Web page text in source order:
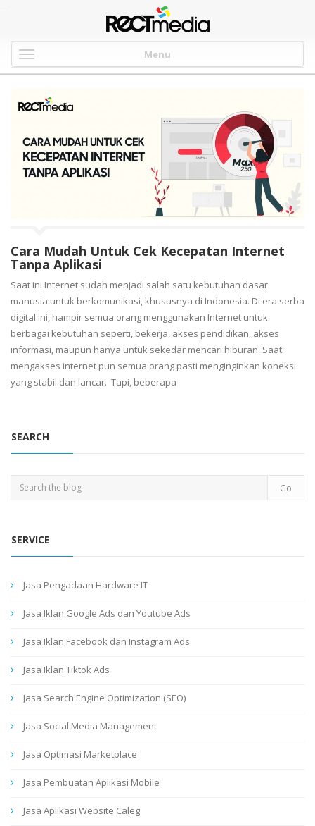
Menu
Cara Mudah Untuk Cek Kecepatan Internet
Tanpa Aplikasi
Saat ini Internet sudah menjadi salah satu kebutuhan dasar
manusia untuk berkomunikasi, khususnya di Indonesia. Di era serba
digital ini, hampir semua orang menggunakan Internet untuk
berbagai kebutuhan seperti, bekerja, akses pendidikan, akses
informasi, maupun hanya untuk sekedar mencari hiburan. Saat
mengakses internet pun semua orang pasti menginginkan koneksi
yang stabil dan lancar. Tapi, beberapa
SEARCH
SERVICE
Jasa Pengadaan Hardware IT
Jasa Iklan Google Ads dan Youtube Ads
Jasa Iklan Facebook dan Instagram Ads
Jasa Iklan Tiktok Ads
Jasa Search Engine Optimization (SEO)
Jasa Social Media Management
Jasa Optimasi Marketplace
Jasa Pembuatan Aplikasi Mobile
Jasa Aplikasi Website Caleg